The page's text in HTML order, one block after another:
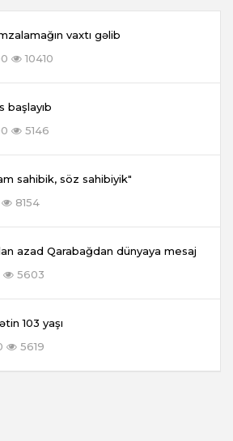
vaxtı gəlib
10410
başlayıb
5146
sahibik, söz sahibiyik"
8154
azad Qarabağdan dünyaya mesaj
5603
103 yaşı
5619